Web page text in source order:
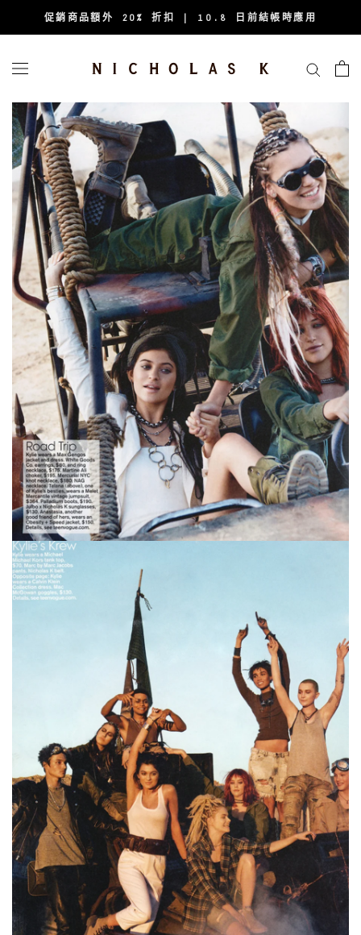
促銷商品額外 20% 折扣 | 10.8 日前結帳時應用